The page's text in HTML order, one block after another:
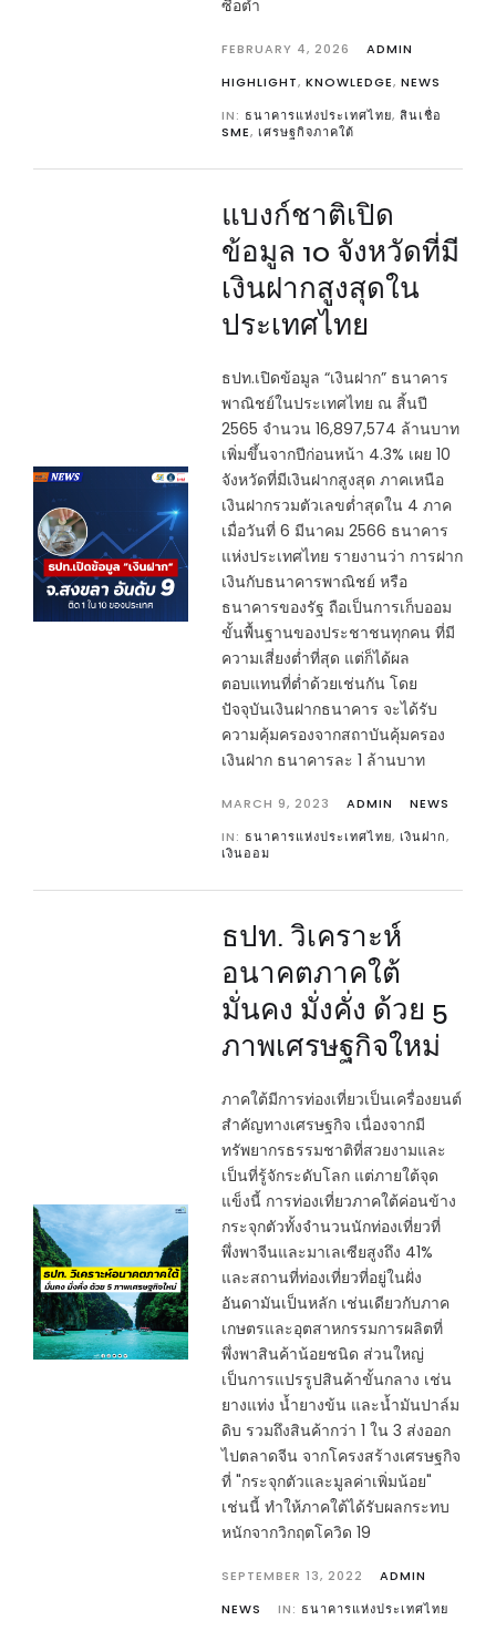
ซื้อต่ำ
FEBRUARY 4, 2026
ADMIN
HIGHLIGHT, KNOWLEDGE, NEWS
IN: ธนาคารแห่งประเทศไทย, สินเชื่อ
SME, เศรษฐกิจภาคใต้
แบงก์ชาติเปิด
ข้อมูล 10 จังหวัดที่มี
เงินฝากสูงสุดใน
ประเทศไทย
ธปท.เปิดข้อมูล “เงินฝาก” ธนาคาร
พาณิชย์ในประเทศไทย ณ สิ้นปี
2565 จำนวน 16,897,574 ล้านบาท
เพิ่มขึ้นจากปีก่อนหน้า 4.3% เผย 10
จังหวัดที่มีเงินฝากสูงสุด ภาคเหนือ
เงินฝากรวมตัวเลขต่ำสุดใน 4 ภาค
เมื่อวันที่ 6 มีนาคม 2566 ธนาคาร
แห่งประเทศไทย รายงานว่า การฝาก
เงินกับธนาคารพาณิชย์ หรือ
ธนาคารของรัฐ ถือเป็นการเก็บออม
ขั้นพื้นฐานของประชาชนทุกคน ที่มี
ความเสี่ยงต่ำที่สุด แต่ก็ได้ผล
ตอบแทนที่ต่ำด้วยเช่นกัน โดย
ปัจจุบันเงินฝากธนาคาร จะได้รับ
ความคุ้มครองจากสถาบันคุ้มครอง
เงินฝาก ธนาคารละ 1 ล้านบาท
MARCH 9, 2023 ADMIN
NEWS
IN: ธนาคารแห่งประเทศไทย, เงินฝาก,
เงินออม
ธปท. วิเคราะห์
อนาคตภาคใต้
มั่นคง มั่งคั่ง ด้วย 5
ภาพเศรษฐกิจใหม่
ภาคใต้มีการท่องเที่ยวเป็นเครื่องยนต์
สำคัญทางเศรษฐกิจ เนื่องจากมี
ทรัพยากรธรรมชาติที่สวยงามและ
เป็นที่รู้จักระดับโลก แต่ภายใต้จุด
แข็งนี้ การท่องเที่ยวภาคใต้ค่อนข้าง
กระจุกตัวทั้งจำนวนนักท่องเที่ยวที่
พึ่งพาจีนและมาเลเซียสูงถึง 41%
และสถานที่ท่องเที่ยวที่อยู่ในฝั่ง
อันดามันเป็นหลัก เช่นเดียวกับภาค
เกษตรและอุตสาหกรรมการผลิตที่
พึ่งพาสินค้าน้อยชนิด ส่วนใหญ่
เป็นการแปรรูปสินค้าขั้นกลาง เช่น
ยางแท่ง น้ำยางข้น และน้ำมันปาล์ม
ดิบ รวมถึงสินค้ากว่า 1 ใน 3 ส่งออก
ไปตลาดจีน จากโครงสร้างเศรษฐกิจ
ที่ "กระจุกตัวและมูลค่าเพิ่มน้อย"
เช่นนี้ ทำให้ภาคใต้ได้รับผลกระทบ
หนักจากวิกฤตโควิด 19
SEPTEMBER 13, 2022
ADMIN
NEWS
IN: ธนาคารแห่งประเทศไทย